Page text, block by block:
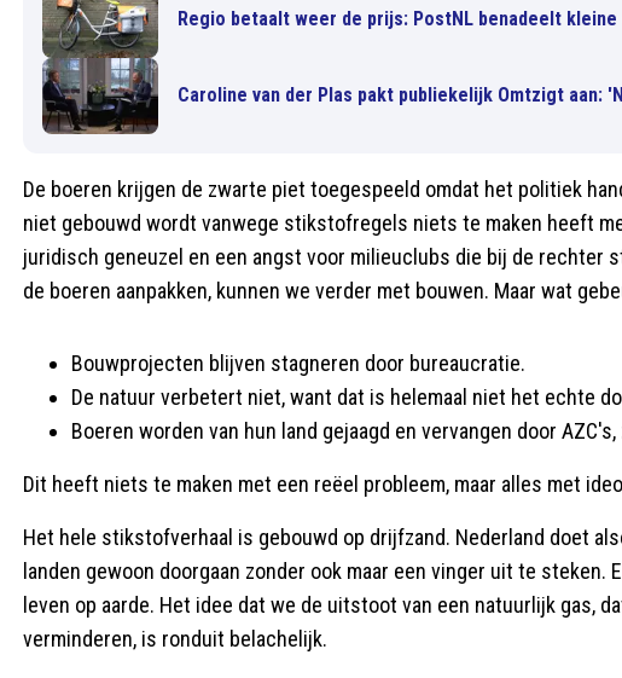
Regio betaalt weer de prijs: PostNL benadeelt
Caroline van der Plas pakt publiekelijk Omtzigt aan:
De boeren krijgen de zwarte piet toegespeeld omdat het politiek
niet gebouwd wordt vanwege stikstofregels niets te maken heeft
juridisch geneuzel en een angst voor milieuclubs die bij de rechter
de boeren aanpakken, kunnen we verder met bouwen. Maar wat
Bouwprojecten blijven stagneren door bureaucratie.
De natuur verbetert niet, want dat is helemaal niet het echte
Boeren worden van hun land gejaagd en vervangen door
Dit heeft niets te maken met een reëel probleem, maar alles met
Het hele stikstofverhaal is gebouwd op drijfzand. Nederland doet
landen gewoon doorgaan zonder ook maar een vinger uit te
leven op aarde. Het idee dat we de uitstoot van een natuurlijk gas,
verminderen, is ronduit belachelijk.